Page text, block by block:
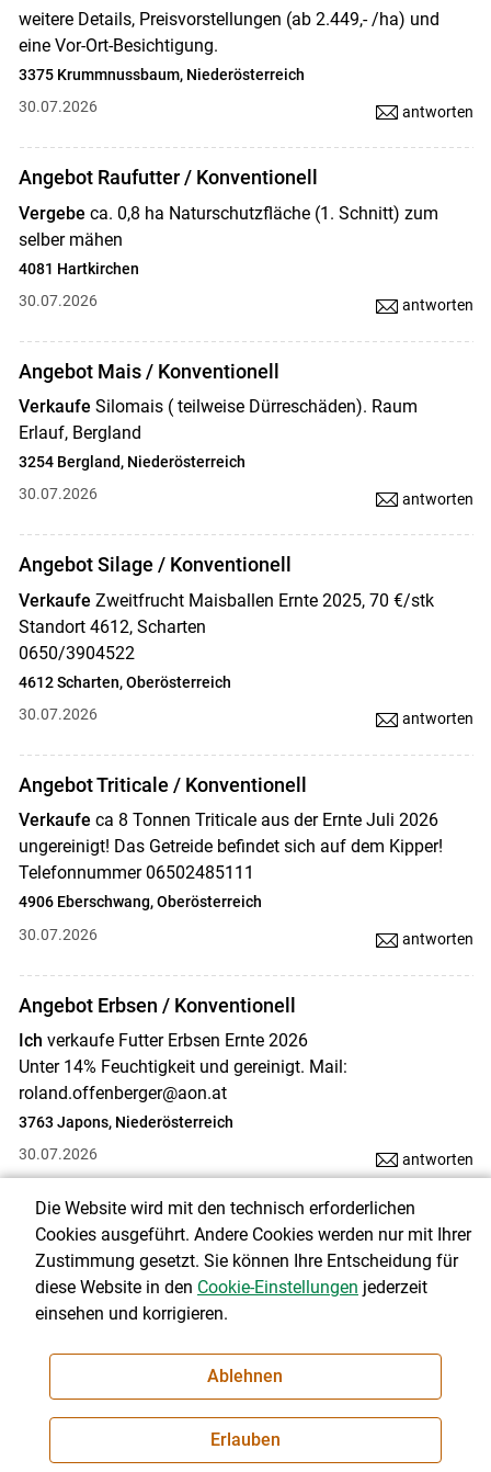
weitere Details, Preisvorstellungen (ab 2.449,- /ha) und
eine Vor-Ort-Besichtigung.
3375 Krummnussbaum, Niederösterreich
30.07.2026
antworten
Angebot Raufutter / Konventionell
Vergebe ca. 0,8 ha Naturschutzfläche (1. Schnitt) zum
selber mähen
4081 Hartkirchen
30.07.2026
antworten
Angebot Mais / Konventionell
Verkaufe Silomais ( teilweise Dürreschäden). Raum
Erlauf, Bergland
3254 Bergland, Niederösterreich
30.07.2026
antworten
Angebot Silage / Konventionell
Verkaufe Zweitfrucht Maisballen Ernte 2025, 70 €/stk
Standort 4612, Scharten
0650/3904522
4612 Scharten, Oberösterreich
30.07.2026
antworten
Angebot Triticale / Konventionell
Verkaufe ca 8 Tonnen Triticale aus der Ernte Juli 2026
ungereinigt! Das Getreide befindet sich auf dem Kipper!
Telefonnummer 06502485111
4906 Eberschwang, Oberösterreich
30.07.2026
antworten
Angebot Erbsen / Konventionell
Ich verkaufe Futter Erbsen Ernte 2026
Unter 14% Feuchtigkeit und gereinigt. Mail:
roland.offenberger@aon.at
3763 Japons, Niederösterreich
30.07.2026
antworten
Angebot Mais / Konventionell
Verkaufe3ha silomais ab feld
3240 mank
3240 mank
antworten
Angebot Mais / Konventionell
Verkaufe
Die Website wird mit den technisch erforderlichen
Cookies ausgeführt. Andere Cookies werden nur mit Ihrer
Zustimmung gesetzt. Sie können Ihre Entscheidung für
diese Website in den Cookie-Einstellungen jederzeit
einsehen und korrigieren.
Ablehnen
Erlauben